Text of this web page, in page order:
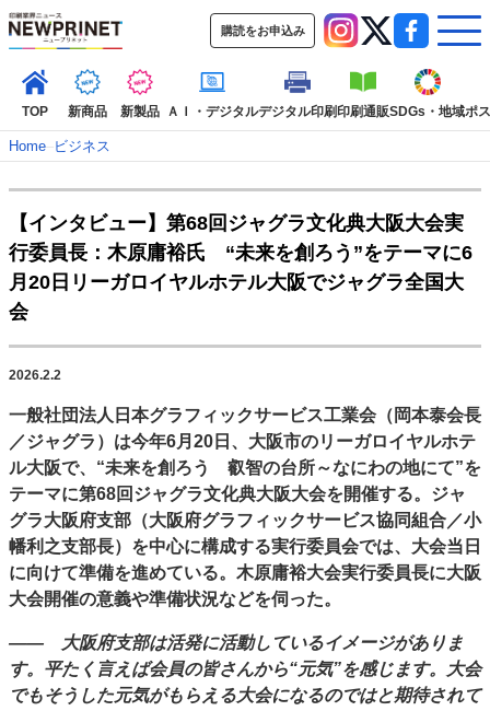
購読をお申込み
TOP 新商品 新製品 ＡＩ・デジタルデジタル印刷印刷通販SDGs・地域ポ
TOP
新着記事 特集記事
動画コンテンツ
インタビュー
コレクション
カテゴリー一覧
新商品 新製品 ＡＩ・デジタル デジタル印刷
印刷通販
SDGs・地域
市場・統計
人事・移転・異動・訃報
特集記事カテゴリー一覧
2022 見える化・MIS特集
特集・デジタル印刷 アイデアで勝負！ ～多様なビジネス・多彩な商材～
JAPAN PACK 2023 特集
中古印刷機・製本機特集
2022 検査・校正特集
特集・デジタル印刷 ～ 新成長軌道を描く
発刊案内
JFPI印刷用語集 印刷機材年鑑
運営
Home–ビジネス
【インタビュー】第68回ジャグラ文化典大阪大会実
行委員長：木原庸裕氏 “未来を創ろう”をテーマに6
月20日リーガロイヤルホテル大阪でジャグラ全国大
会
2026.2.2
一般社団法人日本グラフィックサービス工業会（岡本泰会長
／ジャグラ）は今年6月20日、大阪市のリーガロイヤルホテ
ル大阪で、“未来を創ろう 叡智の台所～なにわの地にて”を
テーマに第68回ジャグラ文化典大阪大会を開催する。ジャ
グラ大阪府支部（大阪府グラフィックサービス協同組合／小
幡利之支部長）を中心に構成する実行委員会では、大会当日
に向けて準備を進めている。木原庸裕大会実行委員長に大阪
大会開催の意義や準備状況などを伺った。
―― 大阪府支部は活発に活動しているイメージがありま
す。平たく言えば会員の皆さんから“元気”を感じます。大会
でもそうした元気がもらえる大会になるのではと期待されて